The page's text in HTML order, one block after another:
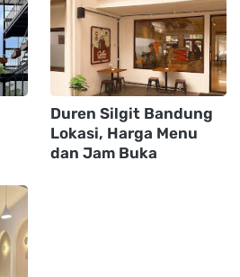
Duren Silgit Bandung
Lokasi, Harga Menu
dan Jam Buka